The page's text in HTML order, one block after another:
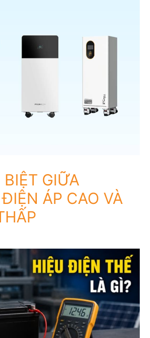
GIỮA
ÁP CAO VÀ